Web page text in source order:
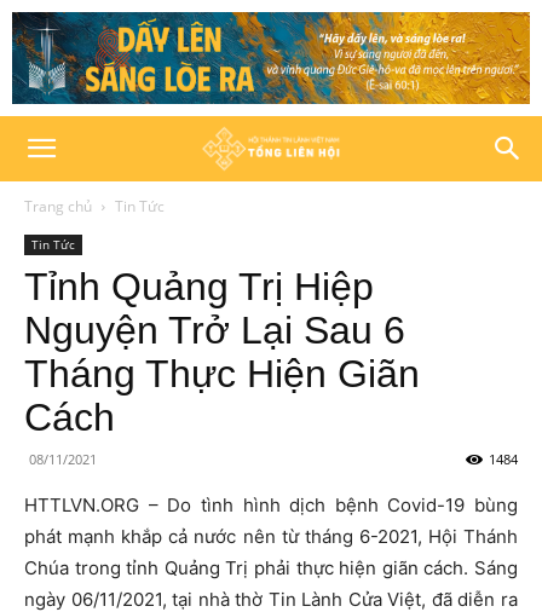
Trang chủ Tin Tức
Tin Tức
Tỉnh Quảng Trị Hiệp
Nguyện Trở Lại Sau 6
Tháng Thực Hiện Giãn
Cách
08/11/2021 1484
HTTLVN.ORG – Do tình hình dịch bệnh Covid-19 bùng
phát mạnh khắp cả nước nên từ tháng 6-2021, Hội Thánh
Chúa trong tỉnh Quảng Trị phải thực hiện giãn cách. Sáng
ngày 06/11/2021, tại nhà thờ Tin Lành Cửa Việt, đã diễn ra